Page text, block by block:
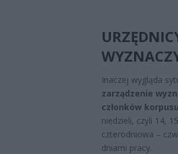
Inaczej wygląda
zarządzenie
członków
niedzieli, czyli 14,
czterodniowa –
dniami pracy.